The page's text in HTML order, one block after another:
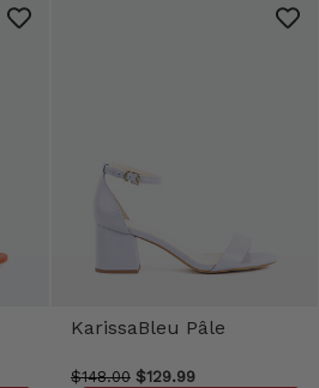
KarissaBleu Pâle
$148.00 $129.99